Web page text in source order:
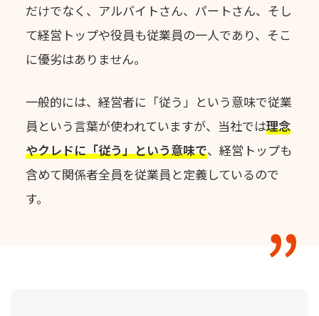
だけでなく、アルバイトさん、パートさん、 そし
て経営トップや役員も従業員の一人であり、そこ
に優劣はありません。
一般的には、経営者に「従う」という意味で従業
員という言葉が使われていますが、 当社では理念
やクレドに「従う」という意味で、 経営トップも
含めて関係者全員を従業員と定義しているので
す。